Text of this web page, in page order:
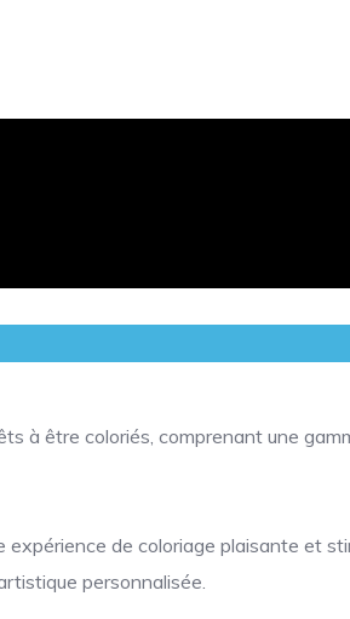
à être coloriés, comprenant une
de coloriage plaisante et
personnalisée.